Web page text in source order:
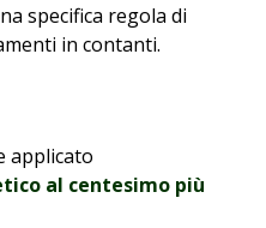
specifica regola di
in contanti.
applicato
al centesimo più